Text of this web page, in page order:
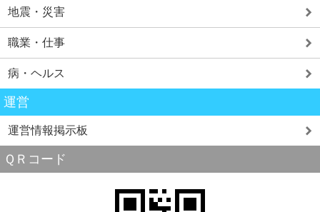
地震・災害
職業・仕事
病・ヘルス
運営
運営情報掲示板
ＱＲコード